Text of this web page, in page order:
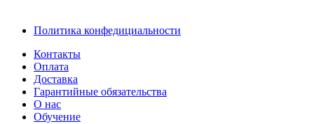
Политика конфедициальности
Контакты
Оплата
Доставка
Гарантийные обязательства
О нас
Обучение